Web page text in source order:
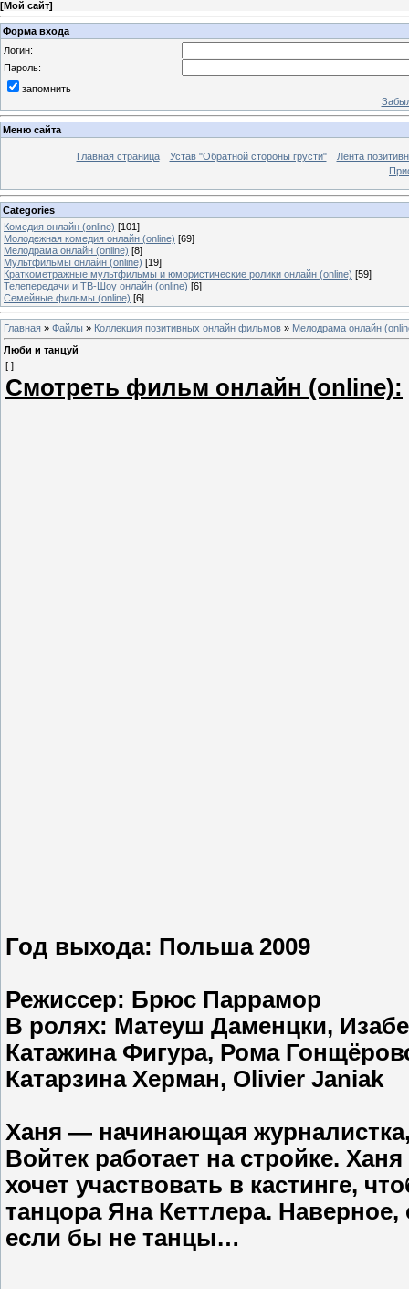
[Мой сайт]
Форма входа
Логин:
Пароль:
запомнить
Меню сайта
Главная страница Устав "Обратной стороны грусти"
Лента
Categories
Комедия онлайн (online) [101]
Молодежная комедия онлайн (online) [69]
Мелодрама онлайн (online) [8]
Мультфильмы онлайн (online) [19]
Краткометражные мультфильмы и юмористические ролики онлайн (online) [59]
Телепередачи и ТВ-Шоу онлайн (online) [6]
Семейные фильмы (online) [6]
Главная » Файлы » Коллекция позитивных онлайн фильмов » Мелодрама онлайн
Люби и танцуй
[ ]
Смотреть фильм онлайн (online):
Год выхода: Польша 2009
Режиссер: Брюс Паррамор
В ролях: Матеуш Даменцки,
Катажина Фигура, Рома
Катарзина Херман, Olivier Janiak
Ханя — начинающая
Войтек работает на стройке.
хочет участвовать в кастинге,
танцора Яна Кеттлера.
если бы не танцы…